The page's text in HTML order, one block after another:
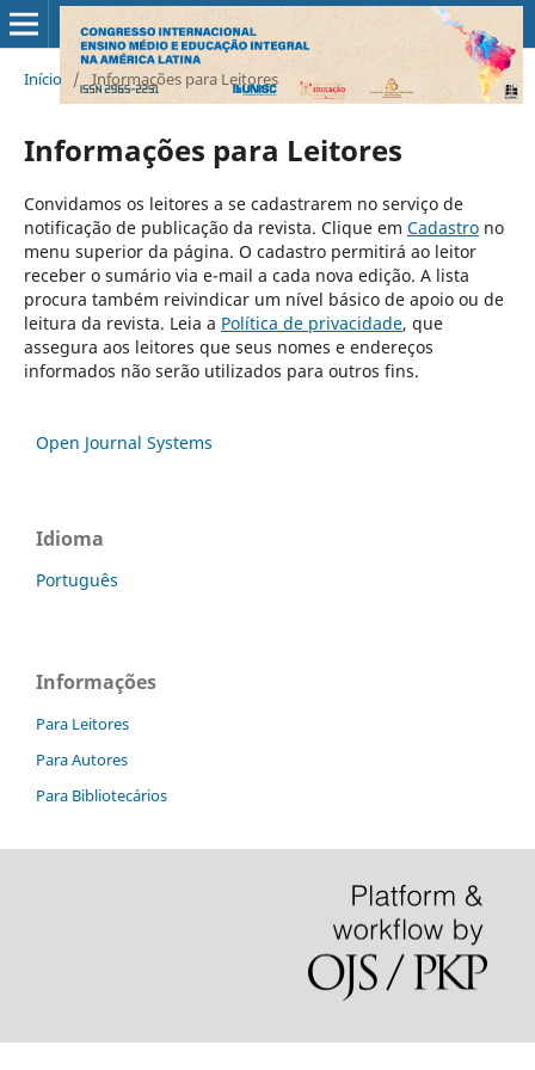
Início / Informações para Leitores
Informações para Leitores
Convidamos os leitores a se cadastrarem no serviço de
notificação de publicação da revista. Clique em Cadastrono
menu superior da página. O cadastro permitirá ao leitor
receber o sumário via e-mail a cada nova edição. A lista
procura também reivindicar um nível básico de apoio ou de
leitura da revista. Leia a Política de privacidade, que
assegura aos leitores que seus nomes e endereços
informados não serão utilizados para outros fins.
Open Journal Systems
Idioma
Português
Informações
Para Leitores
Para Autores
Para Bibliotecários